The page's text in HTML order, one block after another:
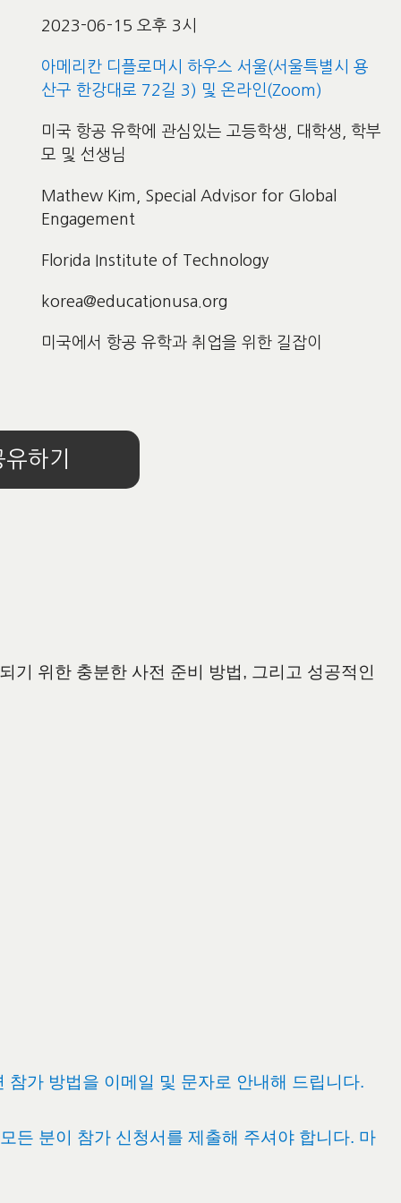
2023-06-15 오후 3시
아메리칸 디플로머시 하우스 서울(서울특별시 용
산구 한강대로 72길 3) 및 온라인(Zoom)
미국 항공 유학에 관심있는 고등학생, 대학생, 학부
모 및 선생님
Mathew Kim, Special Advisor for Global
Engagement
Florida Institute of Technology
korea@educationusa.org
미국에서 항공 유학과 취업을 위한 길잡이
하기
기 위한 충분한 사전 준비 방법, 그리고 성공적인
참가 방법을 이메일 및 문자로 안내해 드립니다.
든 분이 참가 신청서를 제출해 주셔야 합니다. 마